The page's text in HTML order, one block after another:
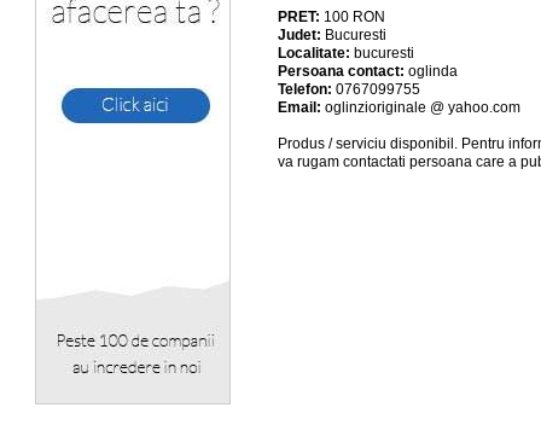
PRET: 100 RON
Judet: Bucuresti
Localitate: bucuresti
Persoana contact: oglinda
Telefon: 0767099755
Email: oglinzioriginale @ yahoo.com
Produs / serviciu disponibil . Pentru
va rugam contactati persoana care a